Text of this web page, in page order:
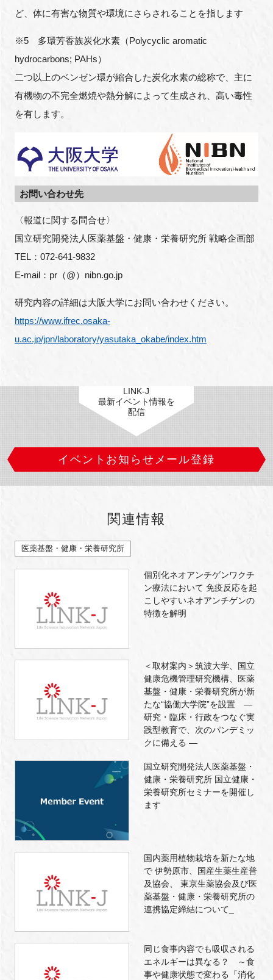
ど、体に有害な物質や環境にさらされることを指します
※5 多環芳香族炭化水素（Polycyclic aromatic
hydrocarbons; PAHs）
二つ以上のベンゼン環が縮合した炭化水素の総称で、主に
有機物の不完全燃焼や熱分解によって生成され、高い毒性
を有します。
お問い合わせ先
〈報道に関する問合せ〉
国立研究開発法人医薬基盤・健康・栄養研究所 戦略企画部
TEL：072-641-9832
E-mail：pr（@）nibn.go.jp
研究内容の詳細は大阪大学にお問い合わせください。
https://www.ifrec.osaka-
u.ac.jp/jpn/laboratory/yasutaka_okabe/index.htm
LINK-J
最新イベント情報を
配信
イベントお知らせメール登録
関連情報
医薬基盤・健康・栄養研究所
個別化ネオアンチゲンワクチ
ン療法において 免疫反応を起
こしやすいネオアンチゲンの
特徴を解明
＜取材案内＞筑波大学、国立
健康危機管理研究機構、医薬
基盤・健康・栄養研究所が新
たな“協働大学院”を設置 ―
研究・臨床・行政をつなぐ実
践型教育で、次のパンデミッ
クに備える ―
国立研究開発法人医薬基盤・
健康・栄養研究所 国立健康・
栄養研究所セミナーを開催し
ます
国内薬用植物栽培を新たな地
で 伊勢原市、国産生薬生産普
及協会、 東京生薬協会及び医
薬基盤・健康・栄養研究所の
連携協定締結について_
同じ食事内容でも吸収される
エネルギーは異なる？ ～食
事や健康状態で変わる「消化